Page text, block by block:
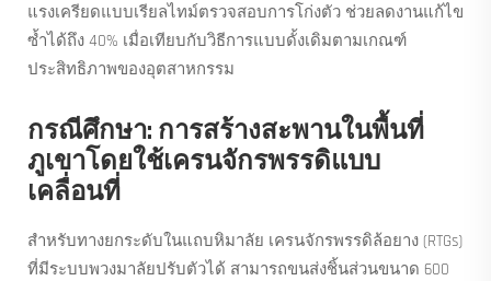
แรงเครียดแบบเรียลไทม์ตรวจสอบการโก่งตัว ช่วยลดงานแก้ไข
ซ้ำได้ถึง 40% เมื่อเทียบกับวิธีการแบบดั้งเดิมตามเกณฑ์
ประสิทธิภาพของอุตสาหกรรม
กรณีศึกษา: การสร้างสะพานในพื้นที่
ภูเขาโดยใช้เครนจักรพรรดิแบบ
เคลื่อนที่
สำหรับทางยกระดับในแถบหิมาลัย เครนจักรพรรดิล้อยาง (RTGs)
ที่มีระบบพวงมาลัยปรับตัวได้ สามารถขนส่งชิ้นส่วนขนาด 600